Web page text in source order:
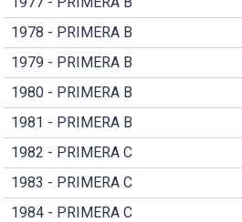
1978 - PRIMERA B
1979 - PRIMERA B
1980 - PRIMERA B
1981 - PRIMERA B
1982 - PRIMERA C
1983 - PRIMERA C
1984 - PRIMERA C